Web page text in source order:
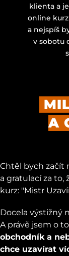
klienta a
online
a nejspíš
v sobotu
A
Chtěl bych začít
a gratulací za to,
kurz: "Mistr
Docela výstižný
A právě jsem o
obchodník a
chce uzavírat